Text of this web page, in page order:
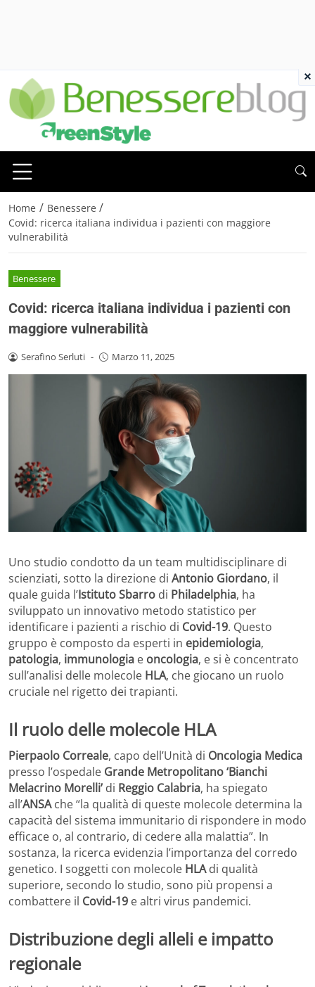
Home / Benessere /
Covid: ricerca italiana individua i pazienti con maggiore
vulnerabilità
Benessere
Covid: ricerca italiana individua i pazienti con
maggiore vulnerabilità
Serafino Serluti - Marzo 11, 2025
Uno studio condotto da un team multidisciplinare di
scienziati, sotto la direzione di Antonio Giordano, il
quale guida l’Istituto Sbarro di Philadelphia, ha
sviluppato un innovativo metodo statistico per
identificare i pazienti a rischio di Covid-19. Questo
gruppo è composto da esperti in epidemiologia,
patologia, immunologia e oncologia, e si è concentrato
sull’analisi delle molecole HLA, che giocano un ruolo
cruciale nel rigetto dei trapianti.
Il ruolo delle molecole HLA
Pierpaolo Correale, capo dell’Unità di Oncologia Medica
presso l’ospedale Grande Metropolitano ‘Bianchi
Melacrino Morelli’ di Reggio Calabria, ha spiegato
all’ANSAche “la qualità di queste molecole determina la
capacità del sistema immunitario di rispondere in modo
efficace o, al contrario, di cedere alla malattia”. In
sostanza, la ricerca evidenzia l’importanza del corredo
genetico. I soggetti con molecole HLAdi qualità
superiore, secondo lo studio, sono più propensi a
combattere il Covid-19 e altri virus pandemici.
Distribuzione degli alleli e impatto
regionale
×